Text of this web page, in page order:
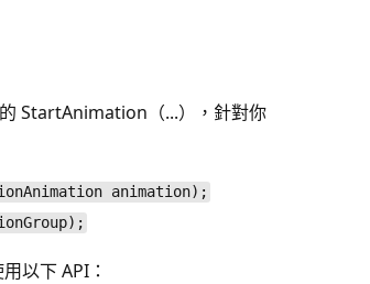
StartAnimation（...），針對你
animation);
以下 API：